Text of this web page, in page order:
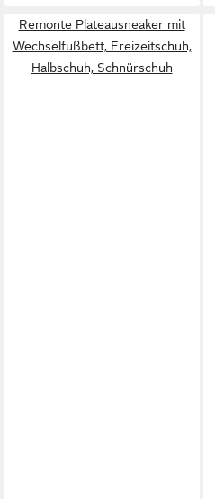
Remonte Plateausneaker mit
Wechselfußbett, Freizeitschuh,
Halbschuh, Schnürschuh